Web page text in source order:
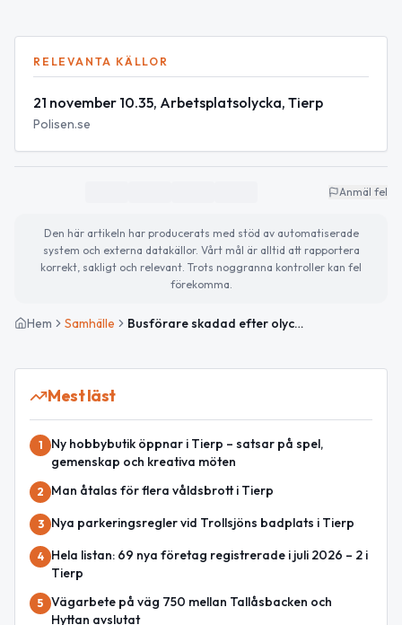
RELEVANTA KÄLLOR
21 november 10.35, Arbetsplatsolycka, Tierp
Polisen.se
Anmäl fel
Den här artikeln har producerats med stöd av automatiserade
system och externa datakällor. Vårt mål är alltid att rapportera
korrekt, sakligt och relevant. Trots noggranna kontroller kan fel
förekomma.
Hem Samhälle Busförare skadad efter olycka på LV726 i Tierp
Mest läst
1
Ny hobbybutik öppnar i Tierp – satsar på spel,
gemenskap och kreativa möten
2 Man åtalas för flera våldsbrott i Tierp
3 Nya parkeringsregler vid Trollsjöns badplats i Tierp
4
Hela listan: 69 nya företag registrerade i juli 2026 – 2 i
Tierp
5 Vägarbete på väg 750 mellan Tallåsbacken och
Hyttan avslutat